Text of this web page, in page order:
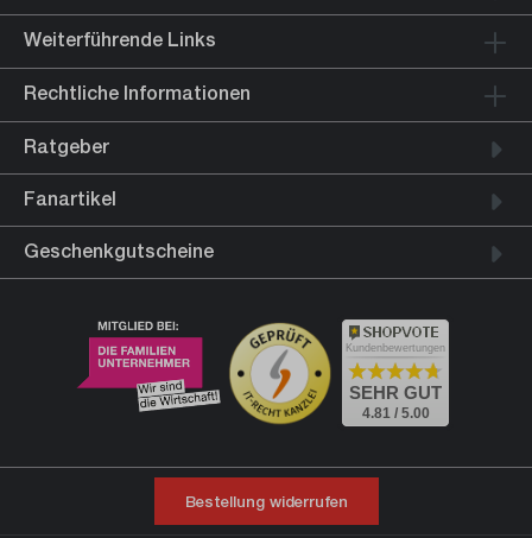
Weiterführende Links
Rechtliche Informationen
Ratgeber
Fanartikel
Geschenkgutscheine
Kundenbewertungen
SEHR GUT
4.81 / 5.00
Bestellung widerrufen